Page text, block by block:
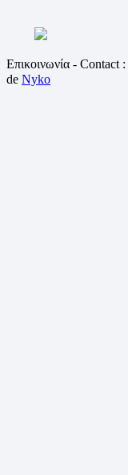
Επικοινωνία - Contact :
de Nyko